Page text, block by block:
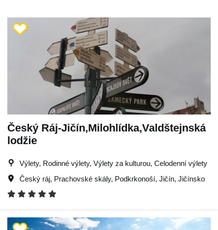
Český Ráj-Jičín,Milohlídka,Valdštejnská
lodžie
Výlety, Rodinné výlety, Výlety za kulturou, Celodenní výlety
Český ráj, Prachovské skály, Podkrkonoší, Jičín, Jičínsko